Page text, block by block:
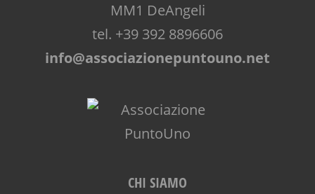
MM1 DeAngeli
tel. +39 392 8896606
info@associazionepuntouno.net
CHI SIAMO